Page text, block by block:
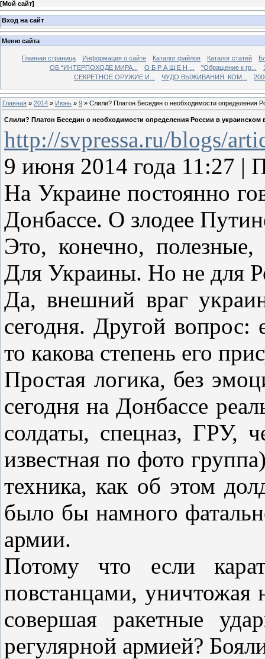
[Мой сайт]
Вход на сайт
Меню сайта
Главная страница Информация о сайте Каталог файлов Каталог статей
ОБ “ИНТЕРПОХОДЕ МИРА...
О Б Р А Щ Е Н ... "Обращение к гр...
СЕКРЕТНОЕ ОРУЖИЕ И...
ЧУДО ВЫЖИВАНИЯ: КОМ...
Главная » 2014 » Июнь » 9 » Слили? Платон Беседин о необходимости определения
Слили? Платон Беседин о необходимости определения России в украинском
http://svpressa.ru/blogs/
9 июня 2014 года
На Украине постоянно
Донбассе. О злодее
Это, конечно, полезные,
Для Украины. Но не для
Да, внешний враг
сегодня. Другой вопрос:
то какова степень его
Простая логика, без
сегодня на Донбассе
солдаты, спецназ, ГРУ,
известная по фото
техника, как об этом
было бы намного
армии.
Потому что если
повстанцами, уничтожая
совершая ракетные
регулярной армией?